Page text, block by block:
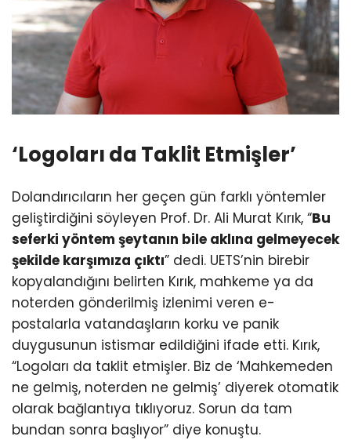
‘Logoları da Taklit Etmişler’
Dolandırıcıların her geçen gün farklı yöntemler
geliştirdiğini söyleyen Prof. Dr. Ali Murat Kırık, “Bu
seferki yöntem şeytanın bile aklına gelmeyecek
şekilde karşımıza çıktı” dedi. UETS’nin birebir
kopyalandığını belirten Kırık, mahkeme ya da
noterden gönderilmiş izlenimi veren e-
postalarla vatandaşların korku ve panik
duygusunun istismar edildiğini ifade etti. Kırık,
“Logoları da taklit etmişler. Biz de ‘Mahkemeden
ne gelmiş, noterden ne gelmiş’ diyerek otomatik
olarak bağlantıya tıklıyoruz. Sorun da tam
bundan sonra başlıyor” diye konuştu.